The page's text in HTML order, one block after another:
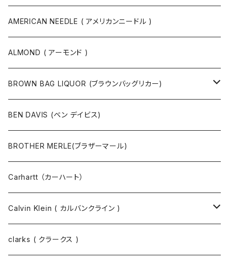
ボディバッグ・ヒップバッグ
ボストンバッグ / 旅行バッグ
ポーチ
サングラス
マスク
ベルト
その他
マスクコード
財布 / キーケース
キーホルダー / スマホスタンド
カットソー
ニット
ジャケット・ブルゾン
コート
パンツ
パーカ
ニット
スウェット
カットソー
パンツ
ジャケット・ブルゾン
コート
シャツ
AMERICAN NEEDLE ( アメリカンニードル )
ALMOND ( アーモンド )
BROWN BAG LIQUOR (ブラウンバッグリカー)
半袖Tシャツ
長袖Tシャツ
半袖シャツ
長袖シャツ
スウェット
BEN DAVIS (ベン デイビス)
BROTHER MERLE(ブラザーマール)
Carhartt （カーハート）
Calvin Klein ( カルバンクライン )
ジャケット
clarks ( クラークス )